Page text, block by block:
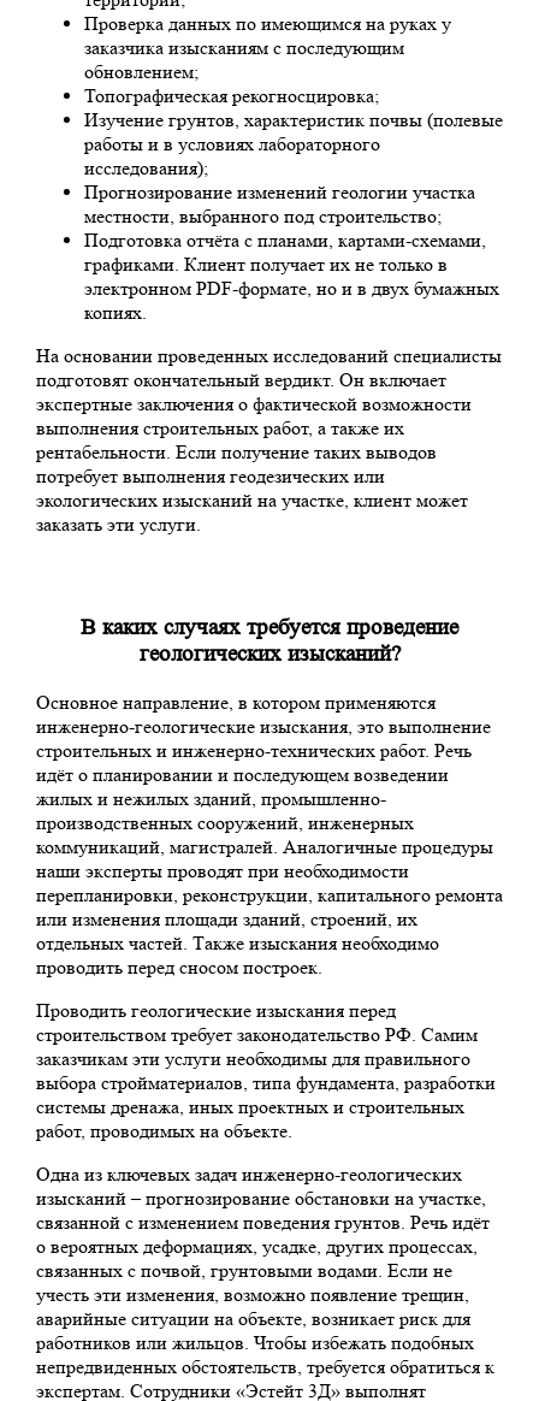
Проверка данных по имеющимся на руках у
заказчика изысканиям с последующим
обновлением;
Топографическая рекогносцировка;
Изучение грунтов, характеристик почвы (полевые
работы и в условиях лабораторного
исследования);
Прогнозирование изменений геологии участка
местности, выбранного под строительство;
Подготовка отчёта с планами, картами-схемами,
графиками. Клиент получает их не только в
электронном PDF-формате, но и в двух бумажных
копиях.
На основании проведенных исследований специалисты
подготовят окончательный вердикт. Он включает
экспертные заключения о фактической возможности
выполнения строительных работ, а также их
рентабельности. Если получение таких выводов
потребует выполнения геодезических или
экологических изысканий на участке, клиент может
заказать эти услуги.
В каких случаях требуется проведение
геологических изысканий?
Основное направление, в котором применяются
инженерно-геологические изыскания, это выполнение
строительных и инженерно-технических работ. Речь
идёт о планировании и последующем возведении
жилых и нежилых зданий, промышленно-
производственных сооружений, инженерных
коммуникаций, магистралей. Аналогичные процедуры
наши эксперты проводят при необходимости
перепланировки, реконструкции, капитального ремонта
или изменения площади зданий, строений, их
отдельных частей. Также изыскания необходимо
проводить перед сносом построек.
Проводить геологические изыскания перед
строительством требует законодательство РФ. Самим
заказчикам эти услуги необходимы для правильного
выбора стройматериалов, типа фундамента, разработки
системы дренажа, иных проектных и строительных
работ, проводимых на объекте.
Одна из ключевых задач инженерно-геологических
изысканий – прогнозирование обстановки на участке,
связанной с изменением поведения грунтов. Речь идёт
о вероятных деформациях, усадке, других процессах,
связанных с почвой, грунтовыми водами. Если не
учесть эти изменения, возможно появление трещин,
аварийные ситуации на объекте, возникает риск для
работников или жильцов. Чтобы избежать подобных
непредвиденных обстоятельств, требуется обратиться к
экспертам. Сотрудники «Эстейт 3Д» выполнят